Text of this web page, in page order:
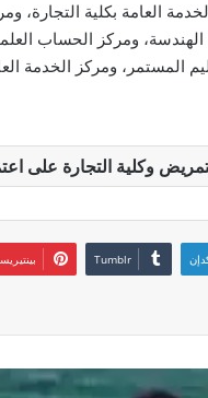
العامة بكلية التجارة،
ومركز الحساب
المستمر، ومركز الخدمة
وكلية التجارة على